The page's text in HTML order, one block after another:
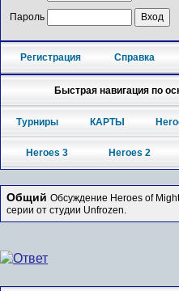
Пароль
Регистрация Справка
Быстрая навигация по
Турниры КАРТЫ
Heroes 3 Heroes 2
Общий Обсуждение Heroes of
серии от студии Unfrozen.